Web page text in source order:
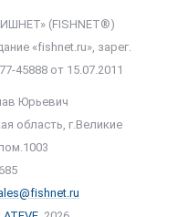
(FISHNET®)
«fishnet.ru», зарег.
45888 от 15.07.2011
Юрьевич
область, г.Великие